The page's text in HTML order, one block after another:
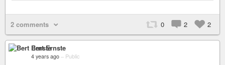
2 comments 0 2 2
Bert Ernste
4 years ago – Public